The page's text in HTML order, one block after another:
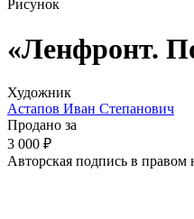
Рисунок
«Ленфронт.
Художник
Астапов Иван Степанович
Продано за
3 000 ₽
Авторская подпись в правом